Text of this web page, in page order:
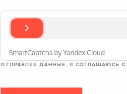
ОТПРАВЛЯЯ ДАННЫЕ, Я СОГЛАШАЮСЬ С